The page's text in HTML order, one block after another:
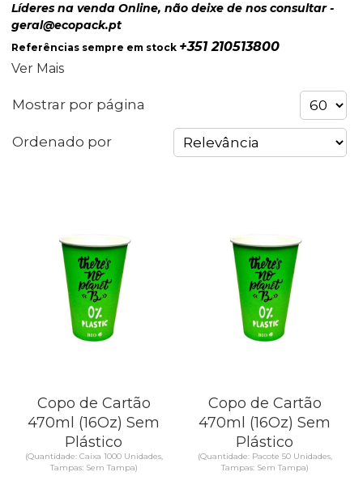
Líderes na venda Online, não deixe de nos consultar -
geral@ecopack.pt
Referências sempre em stock +351 210513800
Ver Mais
Mostrar por página
Ordenado por
Copo de Cartão
470ml (16Oz) Sem
Plástico
(Quantidade: Caixa 1000 Unidades,
Tampas: Sem Tampa)
Copo de Cartão
470ml (16Oz) Sem
Plástico
(Quantidade: Pacote 50 Unidades,
Tampas: Sem Tampa)